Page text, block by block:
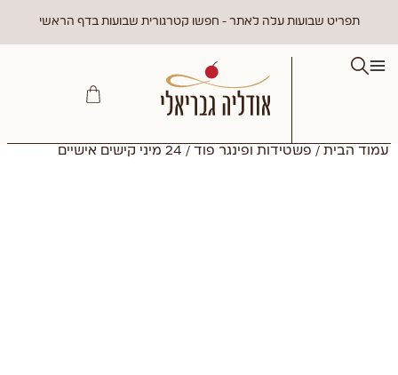
תפריט שבועות עלה לאתר - חפשו קטרגורית שבועות בדף הראשי
עמוד הבית / פשטידות ופינגר פוד / 24 מיני קישים אישיים